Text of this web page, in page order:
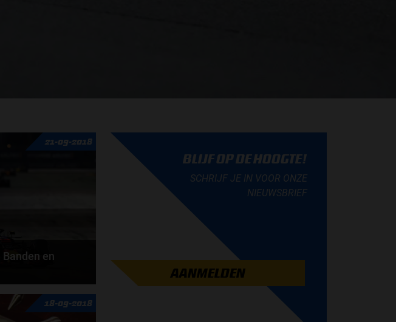
21-09-2018
en
1’ legt Olav Mol het
energie...18-09-2018
BLIJF OP DE HOOGTE!
SCHRIJF JE IN VOOR ONZE
NIEUWSBRIEF
AANMELDEN